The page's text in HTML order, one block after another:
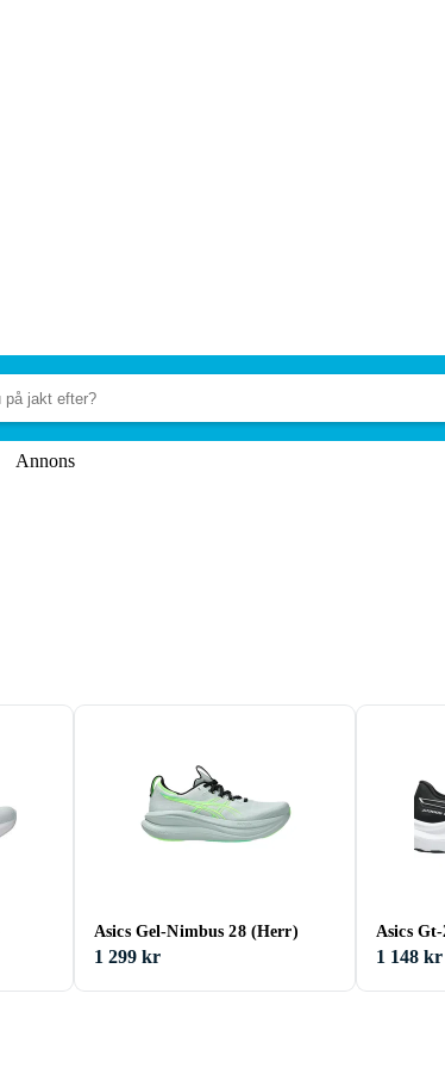
Annons
Asics Gel-Nimbus 28 (Herr)
1 299 kr
Asics
1 148 kr